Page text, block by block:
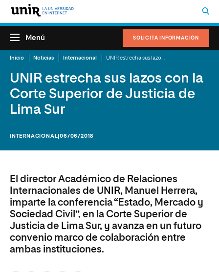
SOLICITA INFORMACIÓN
Menú
Inicio Noticias Internacional
UNIR estrecha sus lazos con la
Corte Superior de Justicia de
Lima Sur
INTERNACIONAL |06/06/2018
El director Académico de Relaciones
Internacionales de UNIR, Manuel Herrera,
imparte la conferencia “Estado, Mercado y
Sociedad Civil”, en la Corte Superior de
Justicia de Lima Sur, y avanza en un futuro
convenio marco de colaboración entre
ambas instituciones.